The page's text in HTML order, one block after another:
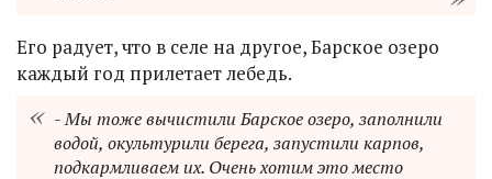
Его радует, что в селе на другое, Барское озеро
каждый год прилетает лебедь.
- Мы тоже вычистили Барское озеро, заполнили
водой, окультурили берега, запустили карпов,
подкармливаем их. Очень хотим это место